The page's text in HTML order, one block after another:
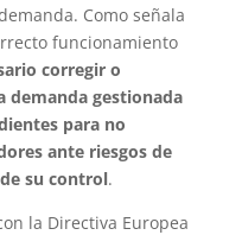
Como señala
funcionamiento
corregir o
demanda gestionada
para no
ante riesgos de
su control.
la Directiva Europea